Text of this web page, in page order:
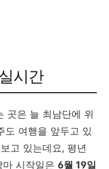
시간
곳은 늘 최남단에 위
도 여행을 앞두고 있
고 있는데요, 평년
시작일은 6월 19일